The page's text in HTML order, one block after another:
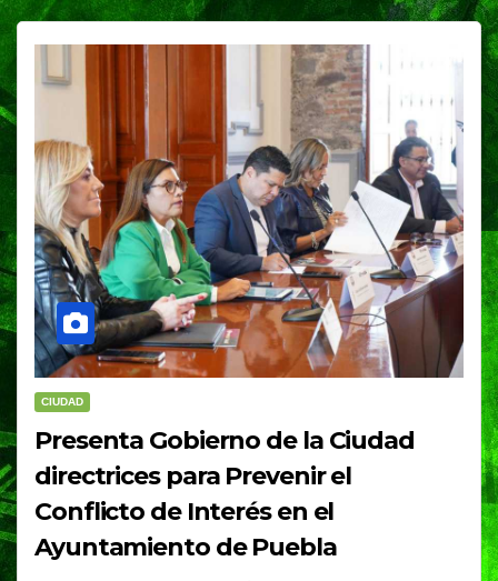
CIUDAD
Presenta Gobierno de la Ciudad
directrices para Prevenir el
Conflicto de Interés en el
Ayuntamiento de Puebla